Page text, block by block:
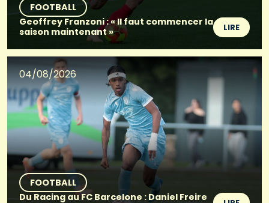
FOOTBALL
Geoffrey Franzoni : « Il faut commencer la
saison maintenant »
LIRE
04/08/2026
FOOTBALL
Du Racing au FC Barcelone : Daniel Freire